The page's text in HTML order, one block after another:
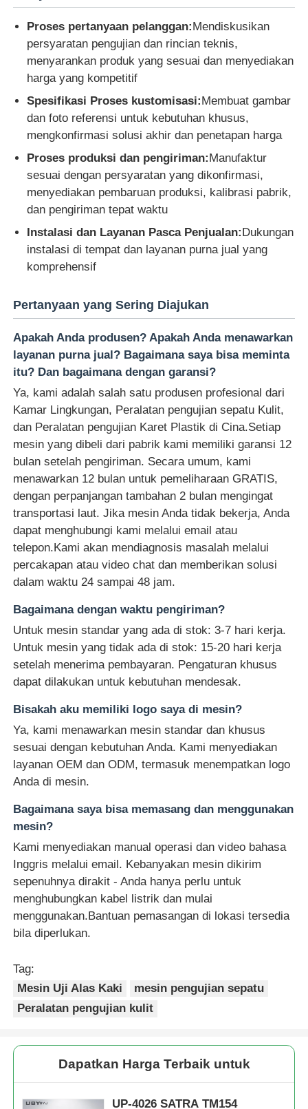
Proses pertanyaan pelanggan:Mendiskusikan
persyaratan pengujian dan rincian teknis,
menyarankan produk yang sesuai dan menyediakan
harga yang kompetitif
Spesifikasi Proses kustomisasi:Membuat gambar
dan foto referensi untuk kebutuhan khusus,
mengkonfirmasi solusi akhir dan penetapan harga
Proses produksi dan pengiriman:Manufaktur
sesuai dengan persyaratan yang dikonfirmasi,
menyediakan pembaruan produksi, kalibrasi pabrik,
dan pengiriman tepat waktu
Instalasi dan Layanan Pasca Penjualan:Dukungan
instalasi di tempat dan layanan purna jual yang
komprehensif
Pertanyaan yang Sering Diajukan
Apakah Anda produsen? Apakah Anda menawarkan
layanan purna jual? Bagaimana saya bisa meminta
itu? Dan bagaimana dengan garansi?
Ya, kami adalah salah satu produsen profesional dari
Kamar Lingkungan, Peralatan pengujian sepatu Kulit,
dan Peralatan pengujian Karet Plastik di Cina.Setiap
mesin yang dibeli dari pabrik kami memiliki garansi 12
bulan setelah pengiriman. Secara umum, kami
menawarkan 12 bulan untuk pemeliharaan GRATIS,
dengan perpanjangan tambahan 2 bulan mengingat
transportasi laut. Jika mesin Anda tidak bekerja, Anda
dapat menghubungi kami melalui email atau
telepon.Kami akan mendiagnosis masalah melalui
percakapan atau video chat dan memberikan solusi
dalam waktu 24 sampai 48 jam.
Bagaimana dengan waktu pengiriman?
Untuk mesin standar yang ada di stok: 3-7 hari kerja.
Untuk mesin yang tidak ada di stok: 15-20 hari kerja
setelah menerima pembayaran. Pengaturan khusus
dapat dilakukan untuk kebutuhan mendesak.
Bisakah aku memiliki logo saya di mesin?
Ya, kami menawarkan mesin standar dan khusus
sesuai dengan kebutuhan Anda. Kami menyediakan
layanan OEM dan ODM, termasuk menempatkan logo
Anda di mesin.
Bagaimana saya bisa memasang dan menggunakan
mesin?
Kami menyediakan manual operasi dan video bahasa
Inggris melalui email. Kebanyakan mesin dikirim
sepenuhnya dirakit - Anda hanya perlu untuk
menghubungkan kabel listrik dan mulai
menggunakan.Bantuan pemasangan di lokasi tersedia
bila diperlukan.
Tag:
Mesin Uji Alas Kaki
mesin pengujian sepatu
Peralatan pengujian kulit
Dapatkan Harga Terbaik untuk
UP-4026 SATRA TM154